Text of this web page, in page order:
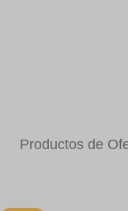
Productos de